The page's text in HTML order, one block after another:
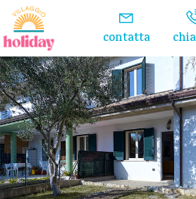
contatta